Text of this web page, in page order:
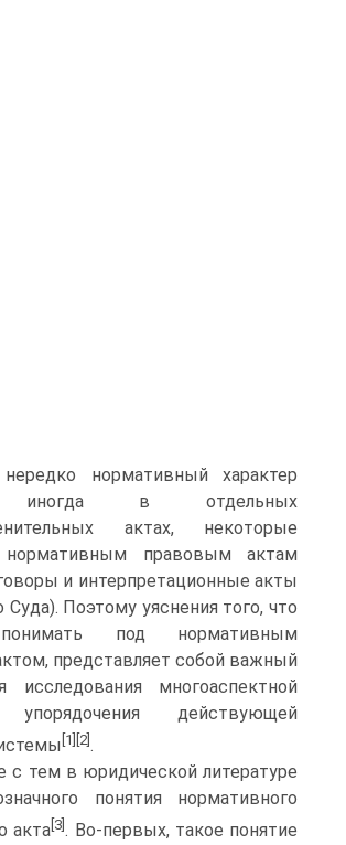
нередко нормативный характер
иногда в отдельных
актах, некоторые
правовым актам
и интерпретационные акты
Суда). Поэтому уяснения того, что
под нормативным
представляет собой важный
исследования многоаспектной
упорядочения действующей
[1] [2].
с тем в юридической литературе
понятия нормативного
акта [3] . Во-первых, такое понятие